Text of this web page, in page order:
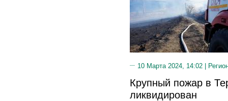
10 Марта 2024, 14:02 |
Крупный пожар в
ликвидирован